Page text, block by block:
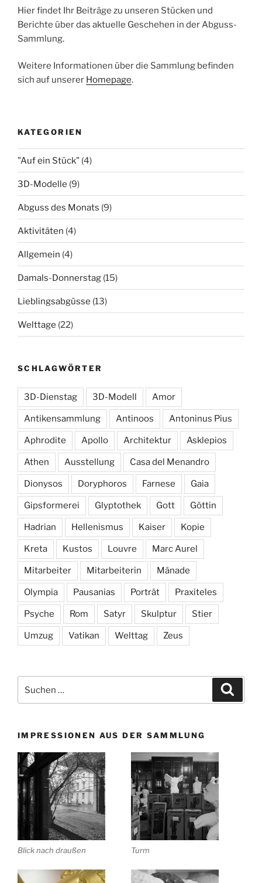
Hier findet Ihr Beiträge zu unseren Stücken und
Berichte über das aktuelle Geschehen in der Abguss-
Sammlung.
Weitere Informationen über die Sammlung befinden
sich auf unserer Homepage.
KATEGORIEN
"Auf ein Stück" (4)
3D-Modelle (9)
Abguss des Monats (9)
Aktivitäten (4)
Allgemein (4)
Damals-Donnerstag (15)
Lieblingsabgüsse (13)
Welttage (22)
SCHLAGWÖRTER
3D-Dienstag 3D-Modell Amor
Antikensammlung Antinoos Antoninus Pius
Aphrodite Apollo Architektur Asklepios
Athen Ausstellung Casa del Menandro
Dionysos Doryphoros Farnese Gaia
Gipsformerei Glyptothek Gott Göttin
Hadrian Hellenismus Kaiser Kopie
Kreta Kustos Louvre Marc Aurel
Mitarbeiter Mitarbeiterin Mänade
Olympia Pausanias Porträt Praxiteles
Psyche Rom Satyr Skulptur Stier
Umzug Vatikan Welttag Zeus
nach:
IMPRESSIONEN AUS DER SAMMLUNG
Blick nach draußen Turm